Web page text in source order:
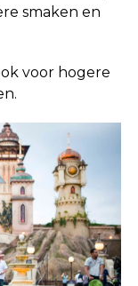
smaken en
voor hogere